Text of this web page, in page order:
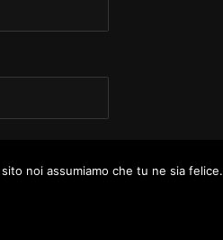
noi assumiamo che tu ne sia felice.